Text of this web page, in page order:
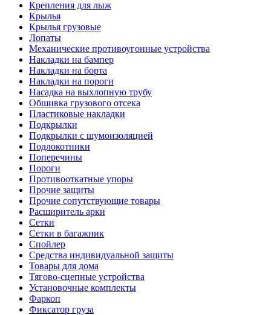
Крепления для лыж
Крылья
Крылья грузовые
Лопаты
Механические противоугонные устройства
Накладки на бампер
Накладки на борта
Накладки на пороги
Насадка на выхлопную трубу
Обшивка грузового отсека
Пластиковые накладки
Подкрылки
Подкрылки с шумоизоляцией
Подлокотники
Поперечины
Пороги
Противооткатные упоры
Прочие защиты
Прочие сопутствующие товары
Расширитель арки
Сетки
Сетки в багажник
Спойлер
Средства индивидуальной защиты
Товары для дома
Тягово-сцепные устройства
Установочные комплекты
Фаркоп
Фиксатор груза